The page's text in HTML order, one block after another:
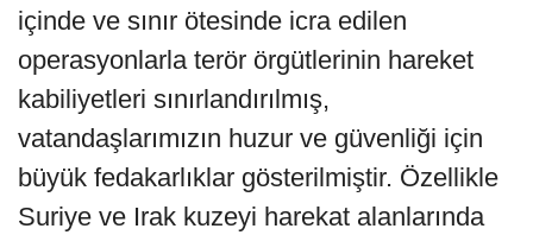
içinde ve sınır ötesinde icra edilen
operasyonlarla terör örgütlerinin hareket
kabiliyetleri sınırlandırılmış,
vatandaşlarımızın huzur ve güvenliği için
büyük fedakarlıklar gösterilmiştir. Özellikle
Suriye ve Irak kuzeyi harekat alanlarında